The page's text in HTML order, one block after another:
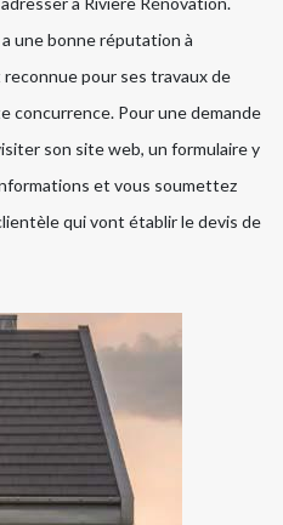
une bonne réputation à
reconnue pour ses travaux de
Pour une demande
son site web, un formulaire y
et vous soumettez
qui vont établir le devis de